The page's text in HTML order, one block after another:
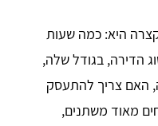
היא: כמה שעות
הדירה, בגודל שלה,
האם צריך להתעסק
מאוד משתנים,